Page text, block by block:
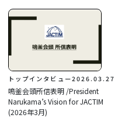
トップインタビュー2026.03.27
鳴釜会頭所信表明 /President
Narukama’s Vision for JACTIM
(2026年3月)